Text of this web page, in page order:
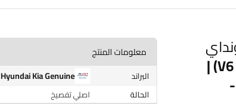
(سنتافي 2007-2009 V6) |
اصلي تفصيخ | 31110-
معلومات المنتج
البراند Hyundai Kia Genuine
الحالة اصلي تفصيخ